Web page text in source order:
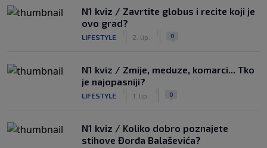
N1 kviz / Zavrtite globus i recite koji je
ovo grad?
LIFESTYLE 2. lip. 0
N1 kviz / Zmije, meduze, komarci... Tko
je najopasniji?
LIFESTYLE 1. lip. 0
N1 kviz / Koliko dobro poznajete
stihove Đorđa Balaševića?